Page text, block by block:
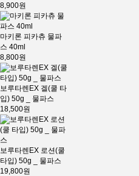
8,900원
마키론 피카츄 물파
스 40ml
8,800원
보루타렌EX 겔(쿨 타
입) 50g _ 물파스
18,500원
보루타렌EX 로션(쿨
타입) 50g _ 물파스
19,800원